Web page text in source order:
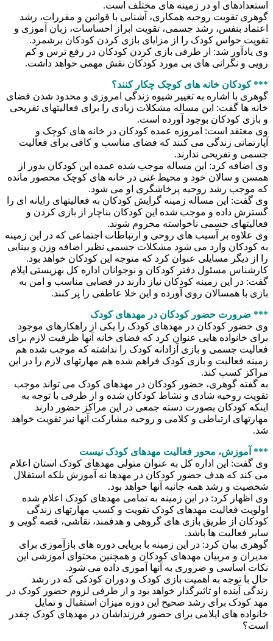
استعدادهای او در زمینه های مختلف است.
گوهری تقویت روحیه همکاری، آشنایی با قوانین و مقررات، رشد
اعتماد بنفس، رشد جسمی، تقویت ابراز احساسات، زبان آموزی و
تقویت حواس کودک را از مزایای بازی کردن کودکان برشمرد.
وی یادآور شد: از طرفی بازی کردن کودکان در رفع ترس و کم
رویی و نگرانی های بی مورد کودکان نقش مهمی خواهد داشت.
*** کودکان خانه های کوچک چکار کنند؟
گوهری با اشاره به تغییر شیوه زندگی امروزی و محدود شدن فضای
خانه ها گفت: این مساله مشکلات زیادی را برای فعالیتهای تفریحی
و بازی کودکان بوجود آورده است.
وی معتقد است: امروزه عمده کودکان در خانه های کوچک و
آپارتمانی زندگی می کنند که فضای مناسب و کافی برای فعالیت
جسمی و تفریحی ندارند.
وی اضافه کرد: این مساله موجب شده عمده این کودکان بدور از
همسن و سالان خود و محیط غنی در خانه های کوچک محصور مانده
که موجب رشد روحیه پرخاشگری او می شود.
وی گفت: این مساله زمینه گرایش کودکان به فعالیتهای رایانه ای را
گسترش داده و موجب شده این کودکان بناچار از بازی کردن و
فعالیتهای جسمی ناخواسته محروم شوند.
وی علاوه بر آسیب های روحی و ارتباطات اجتماعی که در این زمینه
به کودکان وارد می شود مشکلات جسمی نظیر اضافه وزن و بینایی
را از دیگر مسایلی عنوان کرد که متوجه این کودکان خواهد بود.
کارشناس مسئول دفتر کودکان و نوجوانان اداره کل بهزیستی ایلام
گفت: در این زمینه کودکان نیاز دارند در فضایی مناسب و امن به
بازی با همسالان روی آورده و این خلا عاطفی را پر کنند.
*** ضرورت حضور کودکان در مهدهای کودک
وی حضور کودکان در مهدهای کودک را یکی از راهکارهای موجود
برای خانواده هایی عنوان کرد که فضای خانه آنها ظرفیت لازم برای
فعالیت جسمی و بازی آزادانه کودک را نداشته که موجب شده هم
زمینه فعالیت و بازی کودک فراهم شده هم مهارتهای لازم را در این
مراکز کسب کند.
به گفته گوهری، حضور کودکان در مهدهای کودک می تواند موجب
تقویت روحیه شادی و نشاط کودکان شده و از طرفی با توجه به
اینکه کودکان بصورت دسته جمعی در این مراکز حضور دارند
مهارتهای ارتباطی و کلامی و روحیه مشارکت آنها نیز تقویت خواهد
شد.
*** آموزش، محور فعالیت مهدهای کودک نیست
وی گفت: این اداره کل به عنوان متولی مهدهای کودک استان اعلام
می کند که هدف حضور کودکان در مهدها نه آموزش بلکه استقلال
شخصیت و رشد همه جانبه آنها خواهد بود.
وی اظهار کرد: در این زمینه به تمامی مهدهای کودک اعلام شده
اولویت فعالیت مهدهای کودک تقویت و کسب مهارتهای زندگی
کودکان از طریق بازی های گروهی و هدفمند، نقاشی، قصه گویی و
سایر فعالیت ها باشد.
گوهری بیان کرد: در این زمینه با برپایی دوره های بازآموزی برای
مدیران و مربیان مهدهای کودکان و همچنین محتوای آموزشی این
نکات اساسی و ضروری به آنها آموزی داده می شود.
حال با توجه به اهمیت بازی کودک و دوران کودکی که در رشد
زندگی آینده او تاثیرگذار خواهد بود و از طرفی لزوم حضور کودک در
مهد کودک برای رشد صحیح این دوره میزان استقبال و تمایل
خانواده های ایلامی برای حضور فرزنداشان در مهدهای کودک چقدر
است؟